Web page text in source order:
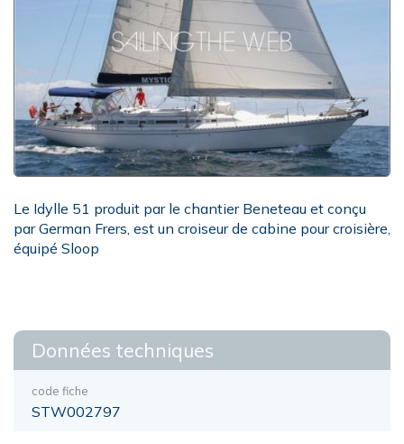
Le Idylle 51 produit par le chantier Beneteau et conçu
par German Frers, est un croiseur de cabine pour croisière,
équipé Sloop
Données techniques
code fiche
STW002797